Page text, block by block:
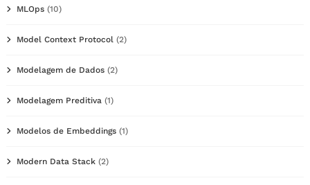
MLOps (10)
Model Context Protocol (2)
Modelagem de Dados (2)
Modelagem Preditiva (1)
Modelos de Embeddings (1)
Modern Data Stack (2)